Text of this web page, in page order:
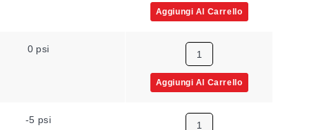
Aggiungi Al Carrello
0 psi
Aggiungi Al Carrello
-5 psi